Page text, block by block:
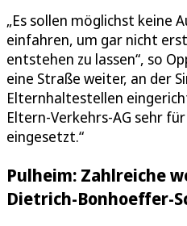
„Es sollen möglichst keine
einfahren, um gar nicht
entstehen zu lassen“, so
eine Straße weiter, an der
Elternhaltestellen
Eltern-Verkehrs-AG sehr
eingesetzt.“
Pulheim: Zahlreiche
Dietrich-Bonhoeffer-